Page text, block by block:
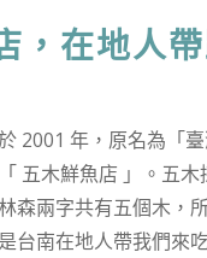
，在地人
2001 年，原名為「
五木鮮魚店 」。五木
森兩字共有五個木，
台南在地人帶我們來